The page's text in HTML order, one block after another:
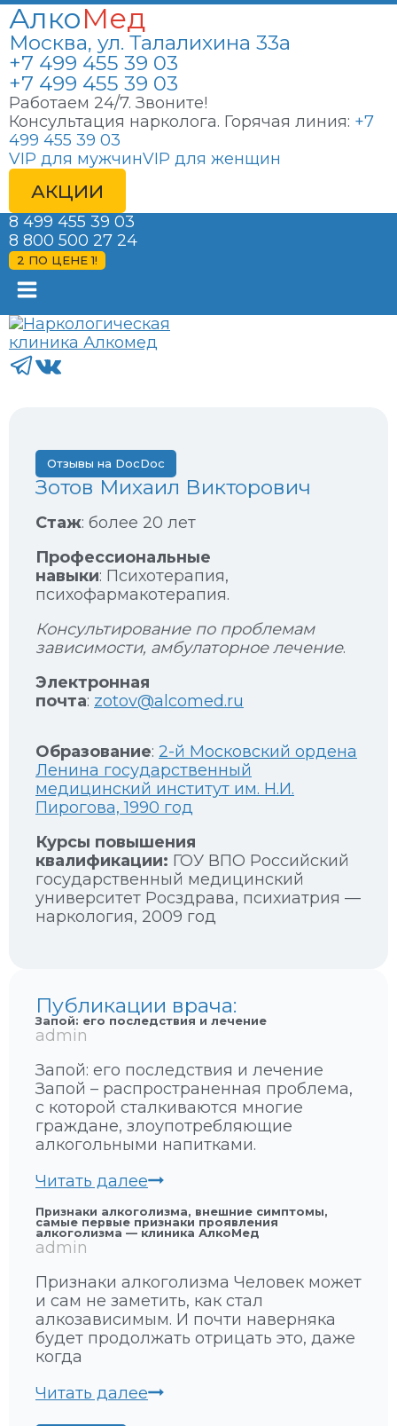
АлкоМед
Москва, ул. Талалихина 33а
+7 499 455 39 03
+7 499 455 39 03
Работаем 24/7. Звоните!
Консультация нарколога. Горячая линия: +7
499 455 39 03
VIP для мужчинVIP для женщин
АКЦИИ
8 499 455 39 03
8 800 500 27 24
2 ПО ЦЕНЕ 1!
Отзывы на DocDoc
Зотов Михаил Викторович
Стаж: более 20 лет
Профессиональные
навыки: Психотерапия,
психофармакотерапия.
Консультирование по проблемам
зависимости, амбулаторное лечение.
Электронная
почта: zotov@alcomed.ru
Образование: 2-й Московский ордена
Ленина государственный
медицинский институт им. Н.И.
Пирогова, 1990 год
Курсы повышения
квалификации: ГОУ ВПО Российский
государственный медицинский
университет Росздрава, психиатрия —
наркология, 2009 год
Публикации врача:
Запой: его последствия и лечение
admin
Запой: его последствия и лечение
Запой – распространенная проблема,
с которой сталкиваются многие
граждане, злоупотребляющие
алкогольными напитками.
Читать далееЗ
п
о
е
г
о
п
л
Признаки алкоголизма, внешние симптомы,
самые первые признаки проявления
алкоголизма — клиника АлкоМед
admin
Признаки алкоголизма Человек может
и сам не заметить, как стал
алкозависимым. И почти наверняка
будет продолжать отрицать это, даже
когда
Читать далееП